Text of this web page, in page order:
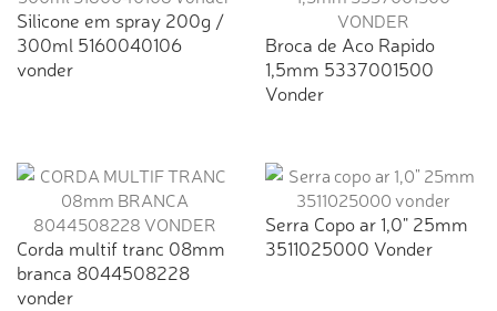
Silicone em spray 200g /
300ml 5160040106
vonder
Broca de Aco Rapido
1,5mm 5337001500
Vonder
Corda multif tranc 08mm
branca 8044508228
vonder
Serra Copo ar 1,0" 25mm
3511025000 Vonder